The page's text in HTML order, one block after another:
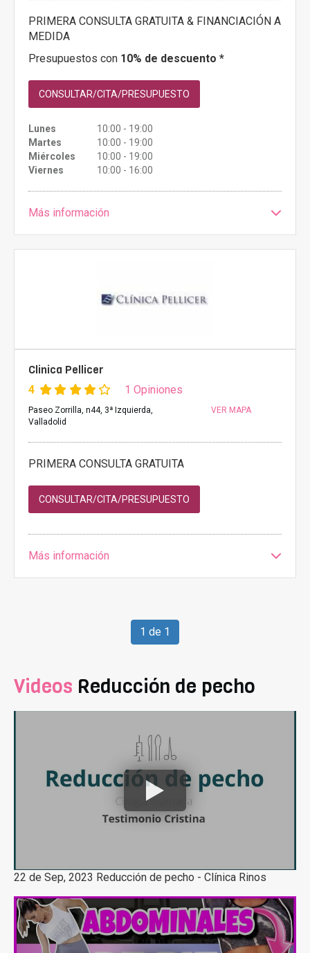
PRIMERA CONSULTA GRATUITA & FINANCIACIÓN A
MEDIDA
Presupuestos con 10% de descuento *
CONSULTAR/CITA/PRESUPUESTO
Lunes
10:00 - 19:00
Martes
10:00 - 19:00
Miércoles
10:00 - 19:00
Viernes
10:00 - 16:00
Más información
Clinica Pellicer
4 1 Opiniones
Paseo Zorrilla, n44, 3ª Izquierda,
Valladolid
VER MAPA
PRIMERA CONSULTA GRATUITA
CONSULTAR/CITA/PRESUPUESTO
Más información
1 de 1
Videos Reducción de pecho
22 de Sep, 2023 Reducción de pecho - Clínica Rinos